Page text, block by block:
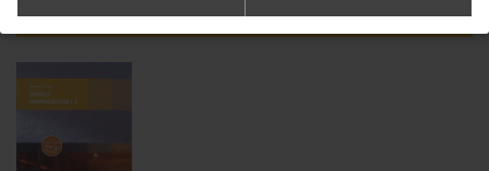
Mások ezt is megvásárolták...